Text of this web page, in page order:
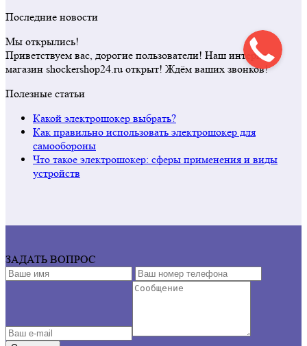
Последние новости
Мы открылись!
Приветствуем вас, дорогие пользователи! Наш интернет
магазин shockershop24.ru открыт! Ждём ваших звонков!
Полезные статьи
Какой электрошокер выбрать?
Как правильно использовать электрошокер для
самообороны
Что такое электрошокер: сферы применения и виды
устройств
ЗАДАТЬ ВОПРОС